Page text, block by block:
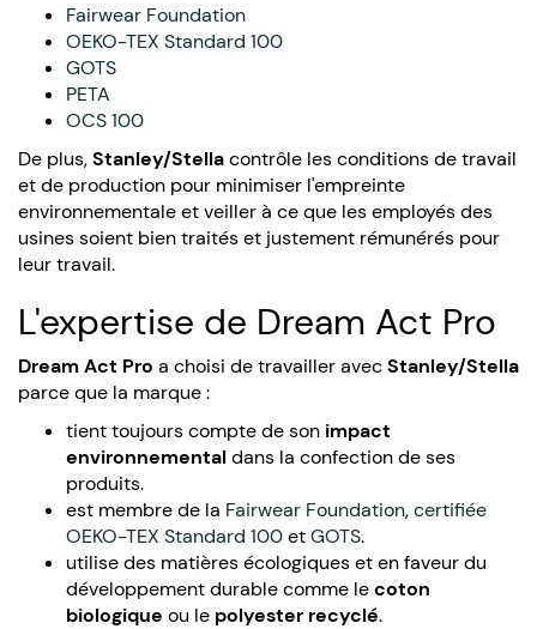
Fairwear Foundation
OEKO-TEX Standard 100
GOTS
PETA
OCS 100
De plus,Stanley/Stellacontrôle les conditions de travail
et de production pour minimiser l'empreinte
environnementale et veiller à ce que les employés des
usines soient bien traités et justement rémunérés pour
leur travail.
L'expertise de Dream Act Pro
Dream Act Pro a choisi de travailler avecStanley/Stella
parce que la marque :
tient toujours compte de son impact
environnementaldans la confection de ses
produits.
est membre de la Fairwear Foundation,certifiée
OEKO-TEX Standard 100etGOTS.
utilise des matières écologiques et en faveur du
développement durable comme lecoton
biologique ou le polyester recyclé.